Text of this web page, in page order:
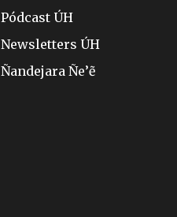
Pódcast ÚH
Newsletters ÚH
Ñandejara Ñe’ẽ